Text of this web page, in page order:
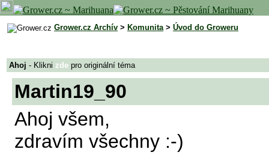
Grower.cz Archív > Komunita> Úvod do Groweru
Ahoj - Klikni zde pro originální téma
Martin19_90
Ahoj všem,
zdravím všechny :-)